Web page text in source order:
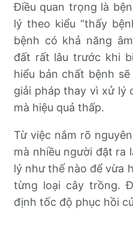
Điều quan trọng là
lý theo kiểu “thấy
bệnh có khả năng
đất rất lâu trước khi
hiểu bản chất bệnh
giải pháp thay vì xử lý
mà hiệu quả thấp.
Từ việc nắm rõ
mà nhiều người đặt ra
lý như thế nào để vừa
từng loại cây trồng.
định tốc độ phục hồi